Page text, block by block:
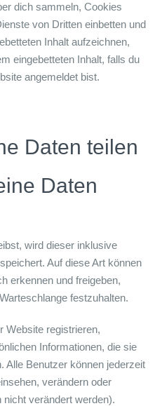
dich sammeln, Cookies
von Dritten einbetten und
Inhalt aufzeichnen,
eingebetteten Inhalt, falls du
angemeldet bist.
Daten teilen
Daten
wird dieser inklusive
Auf diese Art können
erkennen und freigeben,
festzuhalten.
Website registrieren,
Informationen, die sie
Alle Benutzer können jederzeit
verändern oder
verändert werden).